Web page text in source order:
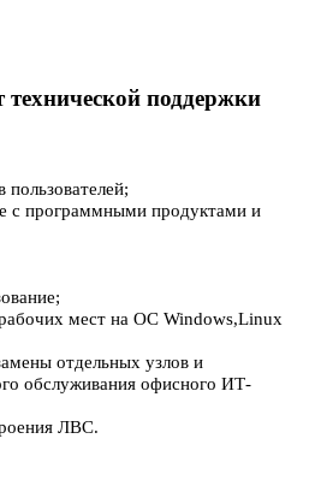
поддержки
с программными продуктами и
мест на ОС Windows,Linux
отдельных узлов и
обслуживания офисного ИТ-
ЛВС.